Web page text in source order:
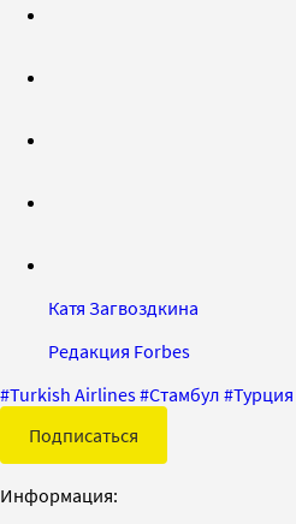
Катя Загвоздкина
Редакция Forbes
#Turkish Airlines#Стамбул #Турция
Подписаться
Информация: